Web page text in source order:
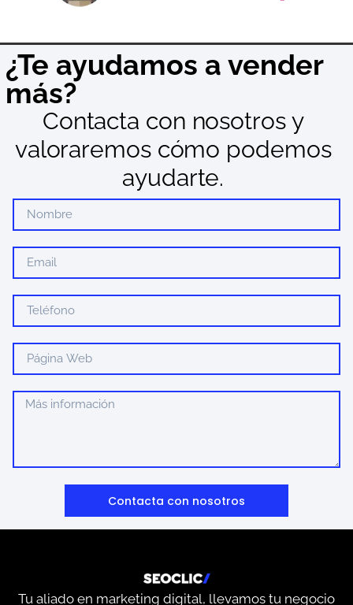
¿Te ayudamos a vender
más?
Contacta con nosotros y
valoraremos cómo podemos
ayudarte.
Contacta con nosotros
Tu aliado en marketing digital, llevamos tu negocio